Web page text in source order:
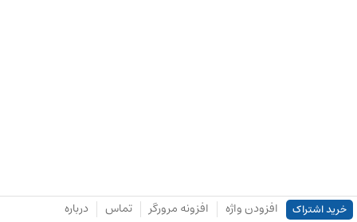
خرید اشتراک افزودن واژه افزونه مرورگر تماس درباره